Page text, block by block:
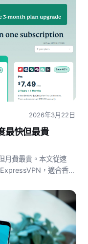
2026年3月22日
最快但最貴
月費最貴。本文從速
，適合香港